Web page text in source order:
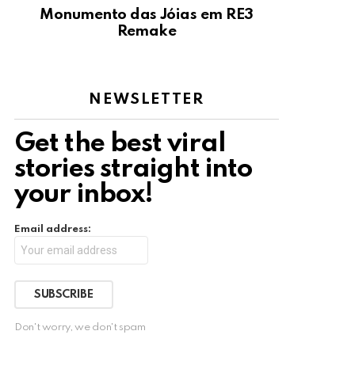
Monumento das Jóias em RE3
Remake
NEWSLETTER
Get the best viral
stories straight into
your inbox!
Email address:
Don't worry, we don't spam